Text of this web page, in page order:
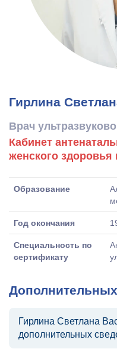
Гирлина
Врач
Кабинет
женского здоровья
Образование
Год окончания
Специальность по
сертификату
Гирлина Светлана
дополнительных